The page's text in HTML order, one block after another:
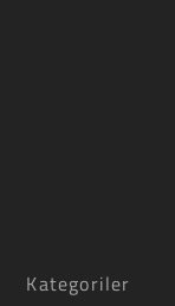
Kategoriler